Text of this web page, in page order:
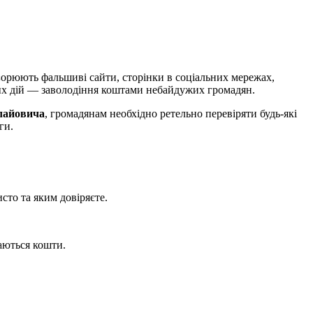
фальшиві сайти, сторінки в соціальних мережах,
дій — заволодіння коштами небайдужих громадян.
, громадянам необхідно ретельно перевіряти будь-які
та яким довіряєте.
кошти.